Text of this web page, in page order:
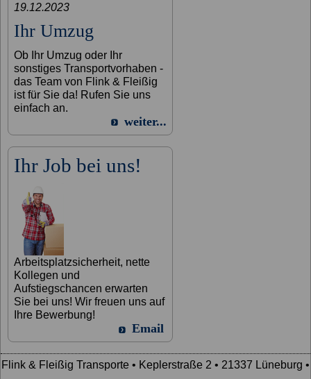
19.12.2023
Ihr Umzug
Ob Ihr Umzug oder Ihr
sonstiges Transportvorhaben -
das Team von Flink & Fleißig
ist für Sie da! Rufen Sie uns
einfach an.
weiter...
Ihr Job bei uns!
Arbeitsplatzsicherheit, nette
Kollegen und
Aufstiegschancen erwarten
Sie bei uns! Wir freuen uns auf
Ihre Bewerbung!
Email
Flink & Fleißig Transporte • Keplerstraße 2 • 21337 Lüneburg •